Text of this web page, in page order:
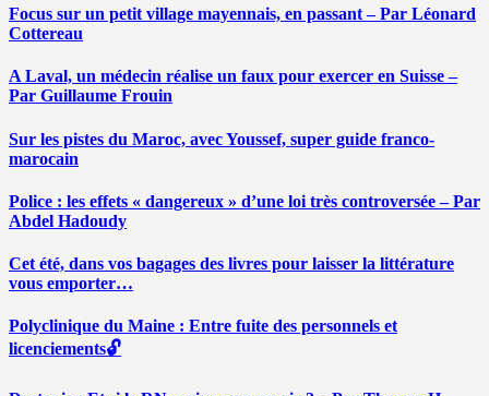
Focus sur un petit village mayennais, en passant – Par Léonard
Cottereau
A Laval, un médecin réalise un faux pour exercer en Suisse –
Par Guillaume Frouin
Sur les pistes du Maroc, avec Youssef, super guide franco-
marocain
Police : les effets « dangereux » d’une loi très controversée – Par
Abdel Hadoudy
Cet été, dans vos bagages des livres pour laisser la littérature
vous emporter…
Polyclinique du Maine : Entre fuite des personnels et
licenciements🔓